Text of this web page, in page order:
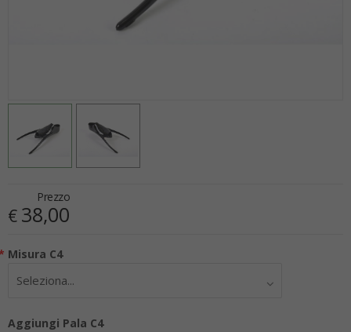
Prezzo
€ 38,00
Misura C4
Aggiungi Pala C4